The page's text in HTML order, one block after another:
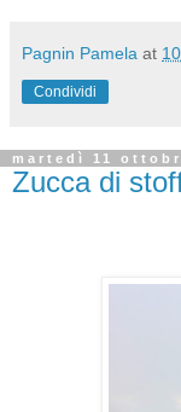
Pagnin Pamela at
Condividi
martedì 11
Zucca di